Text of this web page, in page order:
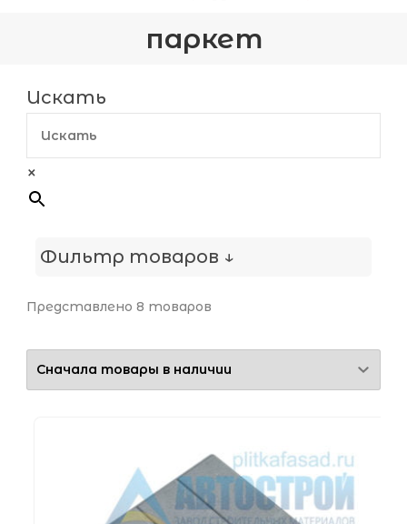
паркет
Искать
×
Фильтр товаров ↓
Представлено 8 товаров